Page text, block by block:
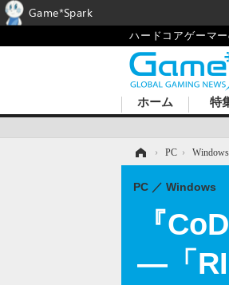
ハードコアゲーマ
ホーム 特
› PC › Windows
『
―「
PC Windows
Game*Spark